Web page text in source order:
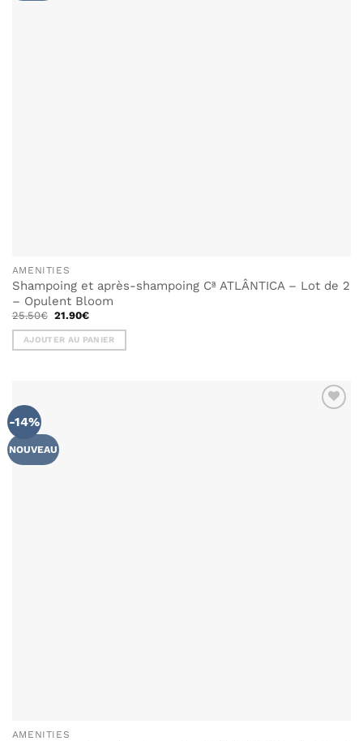
AMENITIES
Shampoing et après-shampoing Cª ATLÂNTICA – Lot de 2
– Opulent Bloom
25.50€ Le
initial
était :
25.50€.
21.90€Le
actuel
est :
21.90€.
AJOUTER AU PANIER
-14%
NOUVEAU
AMENITIES